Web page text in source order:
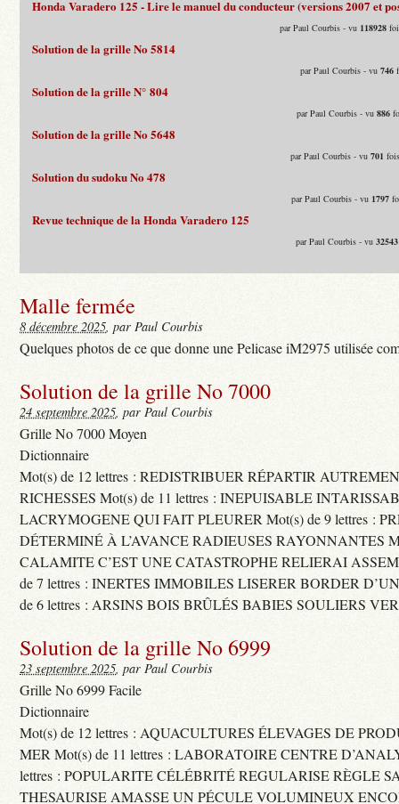
Honda Varadero 125 - Lire le manuel du conducteur (versions 2007 et
par Paul Courbis - vu 118928
Solution de la grille No 5814
par Paul Courbis - vu746
Solution de la grille N° 804
par Paul Courbis - vu886
Solution de la grille No 5648
par Paul Courbis - vu701
Solution du sudoku No 478
par Paul Courbis - vu 1797
Revue technique de la Honda Varadero 125
par Paul Courbis - vu32543
Malle fermée
8 décembre 2025, par Paul Courbis
Quelques photos de ce que donne une Pelicase iM2975 utilisée
Solution de la grille No 7000
24 septembre 2025, par Paul Courbis
Grille No 7000 Moyen
Dictionnaire
Mot(s) de 12 lettres : REDISTRIBUER RÉPARTIR
RICHESSES Mot(s) de 11 lettres : INEPUISABLE
LACRYMOGENE QUI FAIT PLEURER Mot(s) de 9 lettres :
DÉTERMINÉ À L’AVANCE RADIEUSES RAYONNANTES
CALAMITE C’EST UNE CATASTROPHE RELIERAI
de 7 lettres : INERTES IMMOBILES LISERER BORDER
de 6 lettres : ARSINS BOIS BRÛLÉS BABIES SOULIERS
Solution de la grille No 6999
23 septembre 2025, par Paul Courbis
Grille No 6999 Facile
Dictionnaire
Mot(s) de 12 lettres : AQUACULTURES ÉLEVAGES DE
MER Mot(s) de 11 lettres : LABORATOIRE CENTRE
lettres : POPULARITE CÉLÉBRITÉ REGULARISE RÈGLE
THESAURISE AMASSE UN PÉCULE VOLUMINEUX